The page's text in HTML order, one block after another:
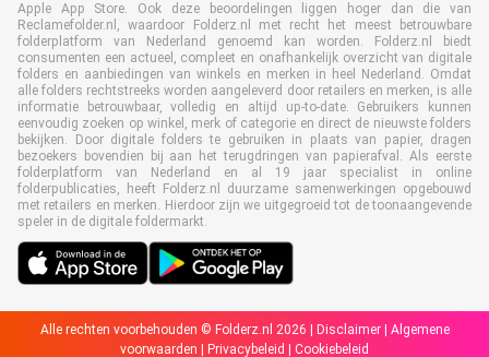
Apple App Store. Ook deze beoordelingen liggen hoger dan die van
Reclamefolder.nl, waardoor Folderz.nl met recht het meest betrouwbare
folderplatform van Nederland genoemd kan worden. Folderz.nl biedt
consumenten een actueel, compleet en onafhankelijk overzicht van digitale
folders en aanbiedingen van winkels en merken in heel Nederland. Omdat
alle folders rechtstreeks worden aangeleverd door retailers en merken, is alle
informatie betrouwbaar, volledig en altijd up-to-date. Gebruikers kunnen
eenvoudig zoeken op winkel, merk of categorie en direct de nieuwste folders
bekijken. Door digitale folders te gebruiken in plaats van papier, dragen
bezoekers bovendien bij aan het terugdringen van papierafval. Als eerste
folderplatform van Nederland en al 19 jaar specialist in online
folderpublicaties, heeft Folderz.nl duurzame samenwerkingen opgebouwd
met retailers en merken. Hierdoor zijn we uitgegroeid tot de toonaangevende
speler in de digitale foldermarkt.
Alle rechten voorbehouden © Folderz.nl 2026 | Disclaimer| Algemene
voorwaarden
Privacybeleid Cookiebeleid